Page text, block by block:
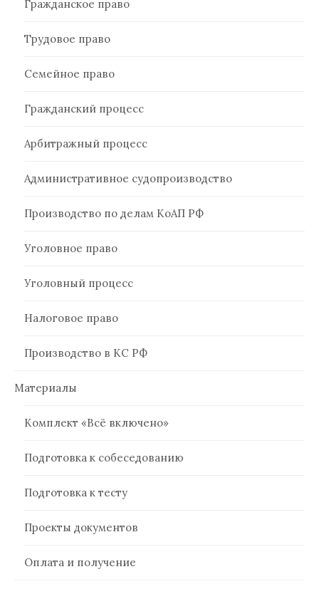
Гражданское право
Трудовое право
Семейное право
Гражданский процесс
Арбитражный процесс
Административное судопроизводство
Производство по делам КоАП РФ
Уголовное право
Уголовный процесс
Налоговое право
Производство в КС РФ
Материалы
Комплект «Всё включено»
Подготовка к собеседованию
Подготовка к тесту
Проекты документов
Оплата и получение